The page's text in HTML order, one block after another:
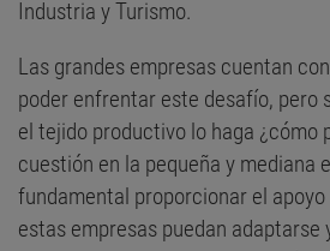
Industria y Turismo.
Las grandes empresas cuentan
poder enfrentar este desafío, pero
el tejido productivo lo haga ¿cómo
cuestión en la pequeña y mediana
fundamental proporcionar el
estas empresas puedan adaptarse